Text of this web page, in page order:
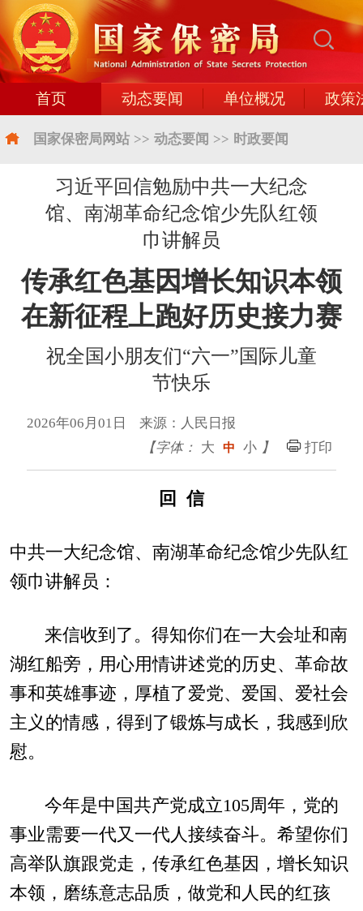
首页 动态要闻 单位概况 政策
国家保密局网站 >> 动态要闻 >> 时政要闻
习近平回信勉励中共一大纪念
馆、南湖革命纪念馆少先队红领
巾讲解员
传承红色基因增长知识本领
在新征程上跑好历史接力赛
祝全国小朋友们“六一”国际儿童
节快乐
2026年06月01日 来源：人民日报
【字体： 大 中 小 】 打印
回 信
中共一大纪念馆、南湖革命纪念馆少先队红
领巾讲解员：
来信收到了。得知你们在一大会址和南
湖红船旁，用心用情讲述党的历史、革命故
事和英雄事迹，厚植了爱党、爱国、爱社会
主义的情感，得到了锻炼与成长，我感到欣
慰。
今年是中国共产党成立105周年，党的
事业需要一代又一代人接续奋斗。希望你们
高举队旗跟党走，传承红色基因，增长知识
本领，磨练意志品质，做党和人民的红孩